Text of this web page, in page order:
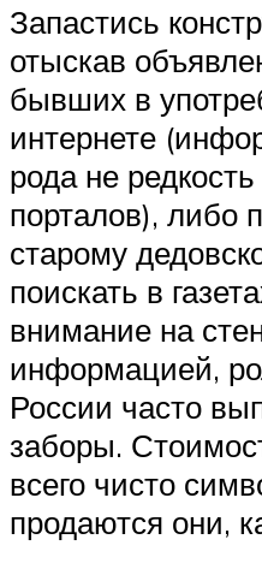
Запастись
отыскав
бывших в
интернете
рода не
порталов), либо
старому
поискать в
внимание на
информацией,
России часто
заборы.
всего чисто
продаются они,